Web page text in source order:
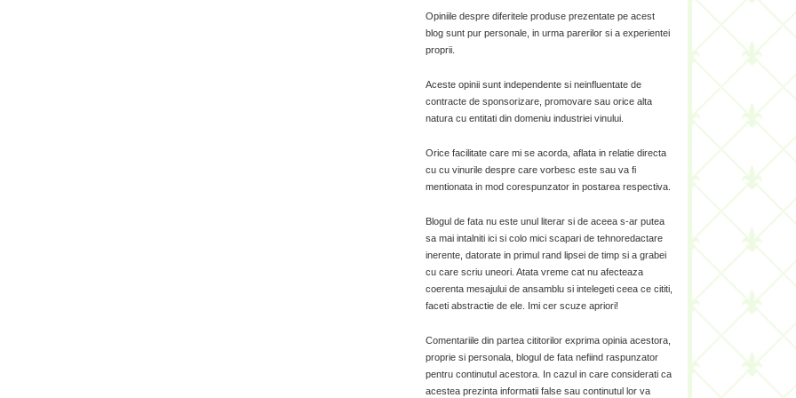
Opiniile despre diferitele produse prezentate pe acest
blog sunt pur personale, in urma parerilor si a experientei
proprii.
Aceste opinii sunt independente si neinfluentate de
contracte de sponsorizare, promovare sau orice alta
natura cu entitati din domeniu industriei vinului.
Orice facilitate care mi se acorda, aflata in relatie directa
cu cu vinurile despre care vorbesc este sau va fi
mentionata in mod corespunzator in postarea respectiva.
Blogul de fata nu este unul literar si de aceea s-ar putea
sa mai intalniti ici si colo mici scapari de tehnoredactare
inerente, datorate in primul rand lipsei de timp si a grabei
cu care scriu uneori. Atata vreme cat nu afecteaza
coerenta mesajului de ansamblu si intelegeti ceea ce cititi,
faceti abstractie de ele. Imi cer scuze apriori!
Comentariile din partea cititorilor exprima opinia acestora,
proprie si personala, blogul de fata nefiind raspunzator
pentru continutul acestora. In cazul in care considerati ca
acestea prezinta informatii false sau continutul lor va